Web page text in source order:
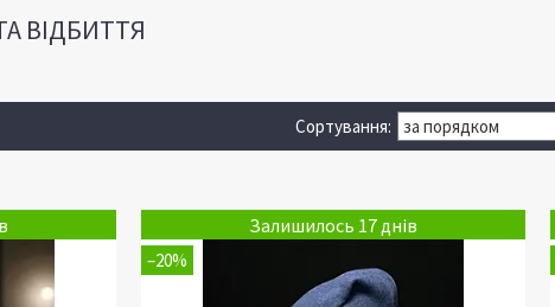
ВІДБИТТЯ
Залишилось 17 днів
–20%